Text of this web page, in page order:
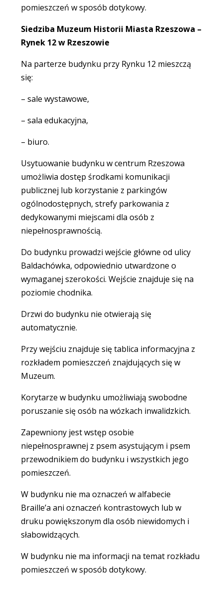
pomieszczeń w sposób dotykowy.
Siedziba Muzeum Historii Miasta Rzeszowa –
Rynek 12 w Rzeszowie
Na parterze budynku przy Rynku 12 mieszczą
się:
– sale wystawowe,
– sala edukacyjna,
– biuro.
Usytuowanie budynku w centrum Rzeszowa
umożliwia dostęp środkami komunikacji
publicznej lub korzystanie z parkingów
ogólnodostępnych, strefy parkowania z
dedykowanymi miejscami dla osób z
niepełnosprawnością.
Do budynku prowadzi wejście główne od ulicy
Baldachówka, odpowiednio utwardzone o
wymaganej szerokości. Wejście znajduje się na
poziomie chodnika.
Drzwi do budynku nie otwierają się
automatycznie.
Przy wejściu znajduje się tablica informacyjna z
rozkładem pomieszczeń znajdujących się w
Muzeum.
Korytarze w budynku umożliwiają swobodne
poruszanie się osób na wózkach inwalidzkich.
Zapewniony jest wstęp osobie
niepełnosprawnej z psem asystującym i psem
przewodnikiem do budynku i wszystkich jego
pomieszczeń.
W budynku nie ma oznaczeń w alfabecie
Braille’a ani oznaczeń kontrastowych lub w
druku powiększonym dla osób niewidomych i
słabowidzących.
W budynku nie ma informacji na temat rozkładu
pomieszczeń w sposób dotykowy.